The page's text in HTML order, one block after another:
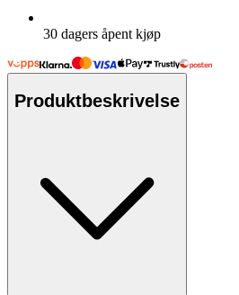
30 dagers åpent kjøp
Produktbeskrivelse